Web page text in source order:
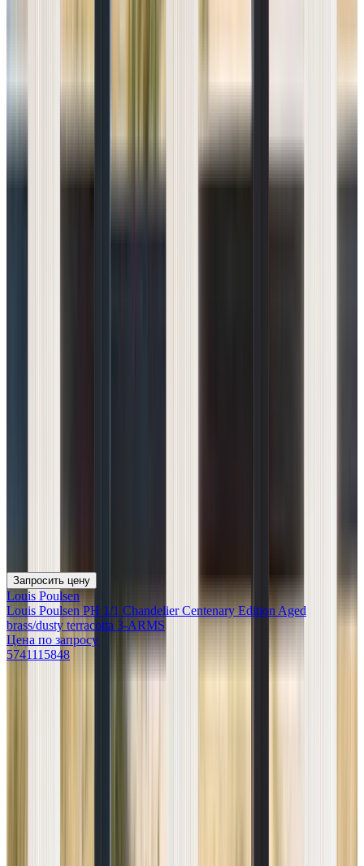
Запросить цену
Louis Poulsen
Louis Poulsen PH 1/1 Chandelier Centenary Edition Aged
brass/dusty terracotta 3-ARMS
Цена по запросу
5741115848